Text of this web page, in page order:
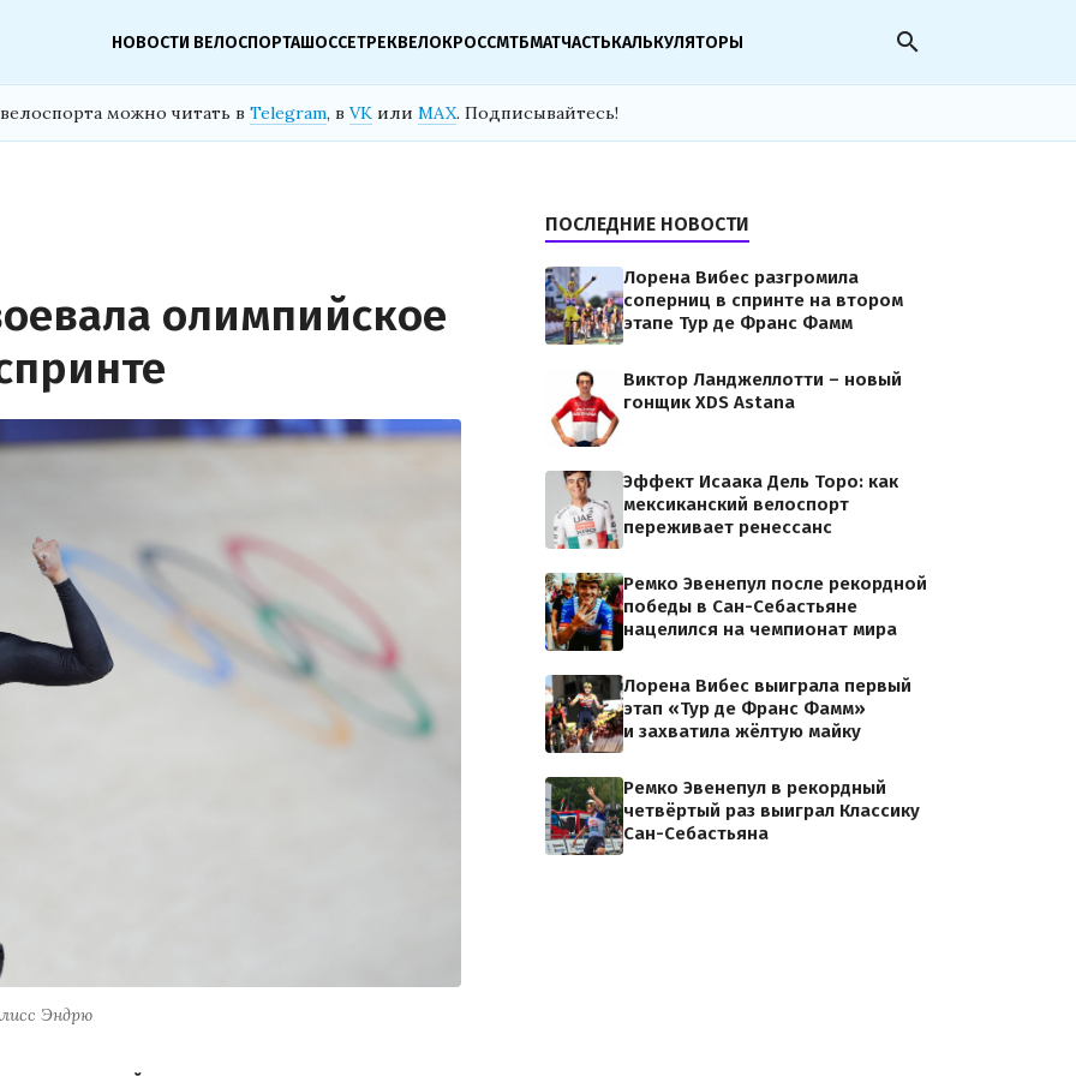
НОВОСТИ ВЕЛОСПОРТАШОССЕТРЕКВЕЛОКРОССМТБМАТЧАСТЬКАЛЬКУЛЯТОРЫ search
можно читать в Telegram, в VK или MAX. Подписывайтесь!
олимпийское
Эндрю
ПОСЛЕДНИЕ НОВОСТИ
Лорена Вибес разгромила
соперниц в спринте на втором
этапе Тур де Франс Фамм
Виктор Ланджеллотти – новый
гонщик XDS Astana
Эффект Исаака Дель Торо: как
мексиканский велоспорт
переживает ренессанс
Ремко Эвенепул после рекордной
победы в Сан-Себастьяне
нацелился на чемпионат мира
Лорена Вибес выиграла первый
этап «Тур де Франс Фамм»
и захватила жёлтую майку
Ремко Эвенепул в рекордный
четвёртый раз выиграл Классику
Сан-Себастьяна